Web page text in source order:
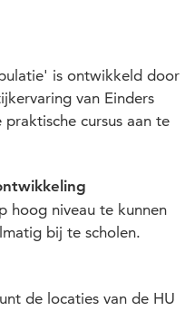
is ontwikkeld door
van Einders
cursus aan te
hoog niveau te kunnen
bij te scholen.
de locaties van de HU